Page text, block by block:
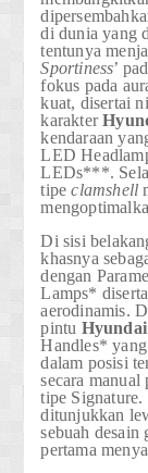
di dunia yang
tentunya
Sportiness’
fokus pada
kuat, disertai
karakter
kendaraan
LED
LEDs***.
tipeclamshell
Di sisi
khasnya
dengan
Lamps*
aerodinamis.
pintu
Handles*
dalam posisi
secara manual
tipe
ditunjukkan
sebuah desain
pertama